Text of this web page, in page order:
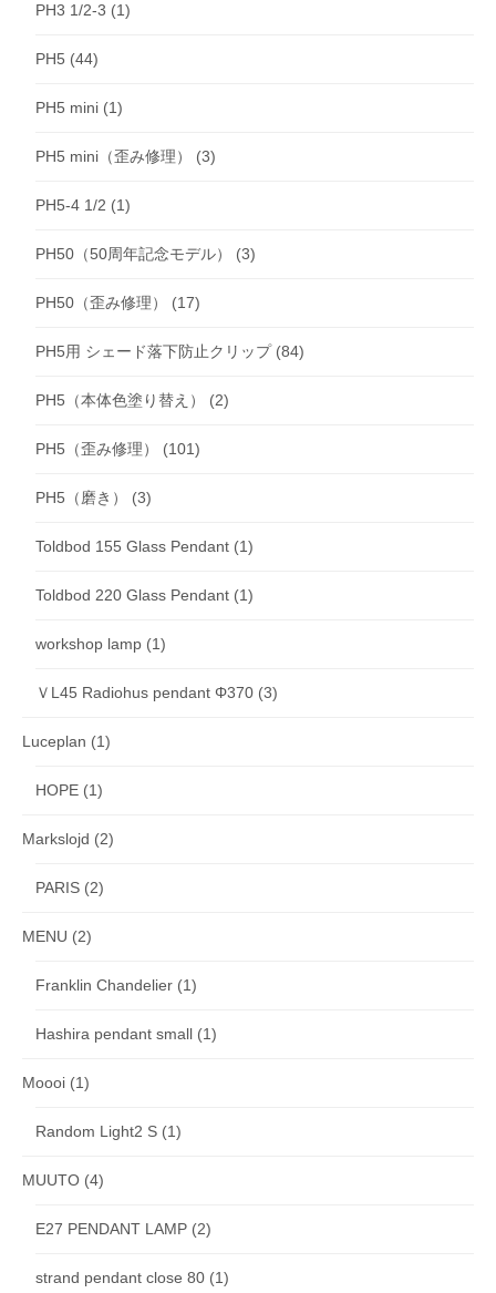
PH3 1/2-3 (1)
PH5 (44)
PH5 mini (1)
PH5 mini（歪み修理） (3)
PH5-4 1/2 (1)
PH50（50周年記念モデル） (3)
PH50（歪み修理） (17)
PH5用 シェード落下防止クリップ(84)
PH5（本体色塗り替え） (2)
PH5（歪み修理） (101)
PH5（磨き） (3)
Toldbod 155 Glass Pendant (1)
Toldbod 220 Glass Pendant (1)
workshop lamp (1)
ＶL45 Radiohus pendant Φ370 (3)
Luceplan (1)
HOPE (1)
Markslojd (2)
PARIS (2)
MENU (2)
Franklin Chandelier (1)
Hashira pendant small (1)
Moooi (1)
Random Light2 S (1)
MUUTO (4)
E27 PENDANT LAMP (2)
strand pendant close 80 (1)